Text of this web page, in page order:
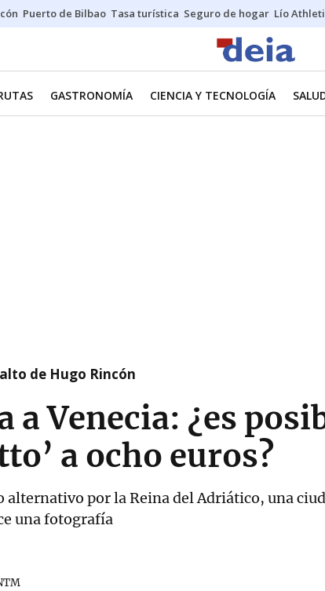
Puerto de Bilbao Tasa turística Seguro de hogar Lío
GASTRONOMÍA CIENCIA Y TECNOLOGÍA
de Hugo Rincón
a Venecia: ¿es
a ocho euros?
alternativo por la Reina del Adriático, una
una fotografía